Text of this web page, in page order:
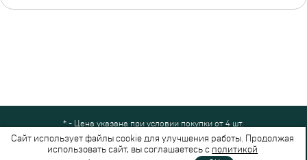
* - Цена указана при условии покупки от 4 шт.
Все права защищены © 2024-2026,Шинный Маркет(ООО "Безопасные
шины")
Сайт использует файлы cookie для улучшения работы. Продолжая
использовать сайт, вы соглашаетесь с политикой